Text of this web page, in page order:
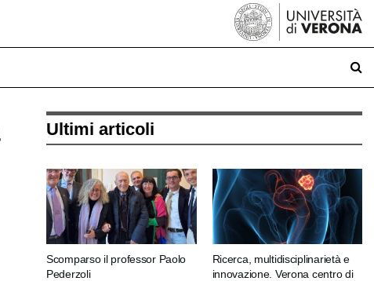
Ultimi articoli
Scomparso il professor Paolo
Pederzoli
Ricerca, multidisciplinarietà e
innovazione. Verona centro di